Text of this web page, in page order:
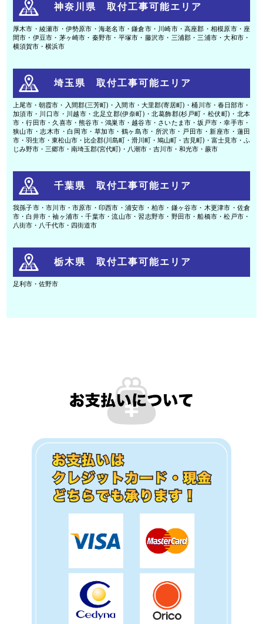
神奈川県 取付工事可能エリア
厚木市・綾瀬市・伊勢原市・海老名市・鎌倉市・川崎市・高座郡・相模原市・座
間市・伊豆市・茅ヶ崎市・秦野市・平塚市・藤沢市・三浦郡・三浦市・大和市・
横須賀市・横浜市
埼玉県 取付工事可能エリア
上尾市・朝霞市・入間郡(三芳町)・入間市・大里郡(寄居町)・桶川市・春日部市・
加須市・川口市・川越市・北足立郡(伊奈町)・北葛飾郡(杉戸町・松伏町)・北本
市・行田市・久喜市・熊谷市・鴻巣市・越谷市・さいたま市・坂戸市・幸手市・
狭山市・志木市・白岡市・草加市・鶴ヶ島市・所沢市・戸田市・新座市・蓮田
市・羽生市・東松山市・比企郡(川島町・滑川町・鳩山町・吉見町)・富士見市・ふ
じみ野市・三郷市・南埼玉郡(宮代町)・八潮市・吉川市・和光市・蕨市
千葉県 取付工事可能エリア
我孫子市・市川市・市原市・印西市・浦安市・柏市・鎌ヶ谷市・木更津市・佐倉
市・白井市・袖ヶ浦市・千葉市・流山市・習志野市・野田市・船橋市・松戸市・
八街市・八千代市・四街道市
栃木県 取付工事可能エリア
足利市・佐野市